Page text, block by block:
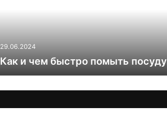
29.06.2024
Как и чем быстро помыть посуду